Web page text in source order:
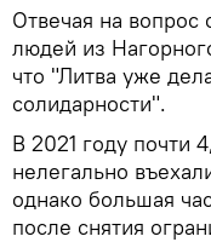
Отвечая на
людей из
что "Литва уже
солидарности".
В 2021 году почти
нелегально
однако большая
после снятия